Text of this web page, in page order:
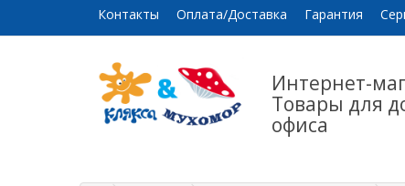
Контакты Оплата/Доставка Гарантия
Интернет-
Товары для
офиса